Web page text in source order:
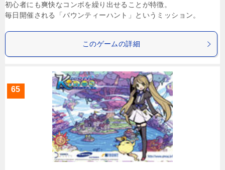
初心者にも爽快なコンボを繰り出せることが特徴。
毎日開催される「バウンティーハント」というミッション。
このゲームの詳細
65